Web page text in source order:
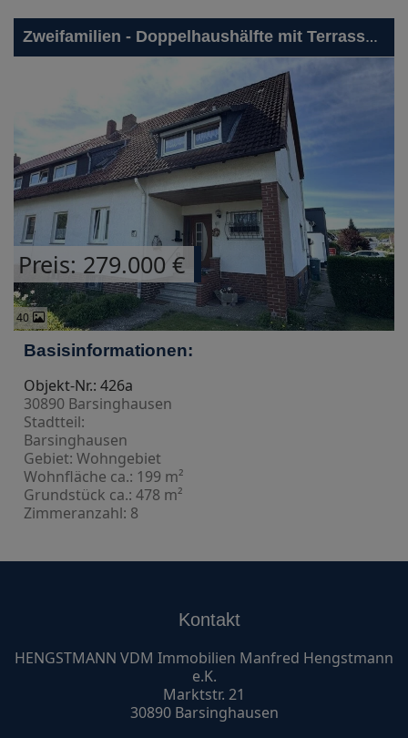
Zweifamilien - Doppelhaushälfte mit Terrasse, Balkon und zwei Garagen
40
Basisinformationen:
Objekt-Nr.: 426a
30890 Barsinghausen
Stadtteil:
Barsinghausen
Gebiet: Wohngebiet
Preis: 279.000 €
Wohnfläche ca.: 199 m²
Grundstück ca.: 478 m²
Zimmeranzahl: 8
Kontakt
HENGSTMANN VDM Immobilien Manfred Hengstmann
e.K.
Marktstr. 21
30890 Barsinghausen